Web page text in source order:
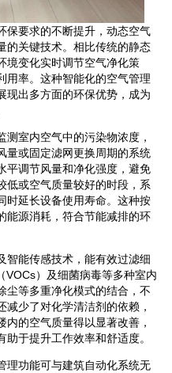
保要求的不断提升，动态空气
的关键技术。相比传统的静态
境变化实时调节空气净化策
用率。这种智能化的空气管理
现出多方面的环保优势，成为
室内空气中的污染物浓度，
量或固定滤网更换周期的系统
平调节风量和净化强度，避免
低或空气质量较好的时段，系
时延长设备使用寿命。这种按
能源消耗，符合节能减排的环
智能传感技术，能有效过滤细
VOCs）及细菌病毒等多种室内
尘等多重净化模式的结合，不
少了对化学清洁剂的依赖，
的空气质量得以显著改善，
于提升工作效率和舒适度。
理功能可与建筑自动化系统无